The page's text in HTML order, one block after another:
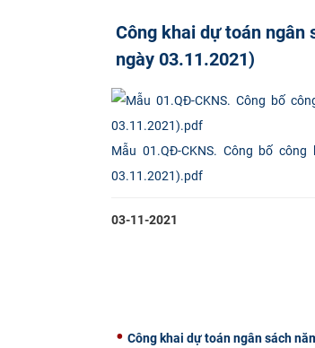
Công khai dự toán ngân
ngày 03.11.2021)
Mẫu 01.QĐ-CKNS. Công bố
03.11.2021).pdf
03-11-2021
Công khai dự toán ngân sách